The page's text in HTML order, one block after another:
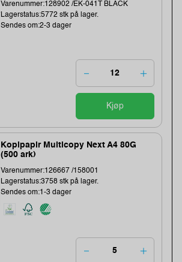
Varenummer:128902 /EK-041T BLACK
Lagerstatus:5772 stk på lager.
Sendes om:2-3 dager
Kjøp
Kopipapir Multicopy Next A4 80G
(500 ark)
Varenummer:126667 /158001
Lagerstatus:3758 stk på lager.
Sendes om:1-3 dager